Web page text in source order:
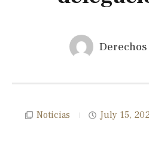
Noticias July 15,